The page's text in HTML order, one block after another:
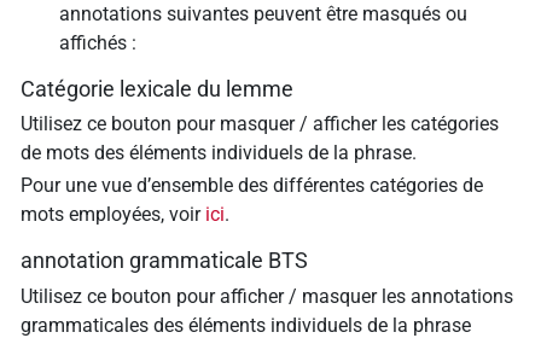
annotations suivantes peuvent être masqués ou
affichés :
Catégorie lexicale du lemme
Utilisez ce bouton pour masquer / afficher les catégories
de mots des éléments individuels de la phrase.
Pour une vue d’ensemble des différentes catégories de
mots employées, voir ici.
annotation grammaticale BTS
Utilisez ce bouton pour afficher / masquer les annotations
grammaticales des éléments individuels de la phrase